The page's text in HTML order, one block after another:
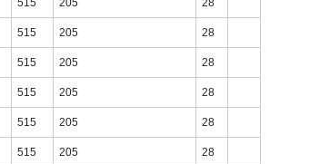
515 205 28
515 205 28
515 205 28
515 205 28
515 205 28